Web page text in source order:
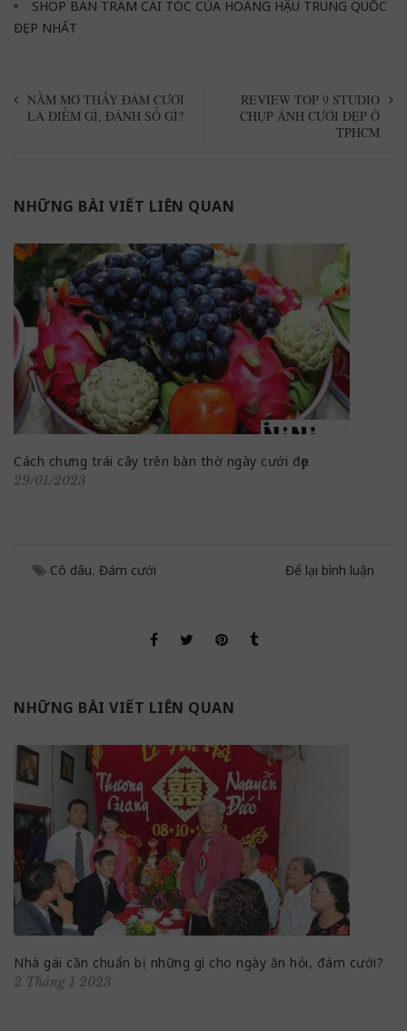
SHOP BÁN TRÂM CÀI TÓC CỦA HOÀNG HẬU TRUNG QUỐC
ĐẸP NHẤT
NẰM MƠ THẤY ĐÁM CƯỚI
LÀ ĐIỀM GÌ, ĐÁNH SỐ GÌ?
REVIEW TOP 9 STUDIO
CHỤP ẢNH CƯỚI ĐẸP Ở
TPHCM
NHỮNG BÀI VIẾT LIÊN QUAN
Cách chưng trái cây trên bàn thờ ngày cưới đẹp
29/01/2023
Cô dâu, Đám cưới Để lại bình luận
NHỮNG BÀI VIẾT LIÊN QUAN
Nhà gái cần chuẩn bị những gì cho ngày ăn hỏi, đám cưới?
2 Tháng 1 2023